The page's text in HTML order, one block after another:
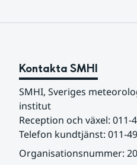
Kontakta SMHI
SMHI, Sveriges
institut
Reception och växel: 011-
Telefon kundtjänst: 011-
Organisationsnummer: